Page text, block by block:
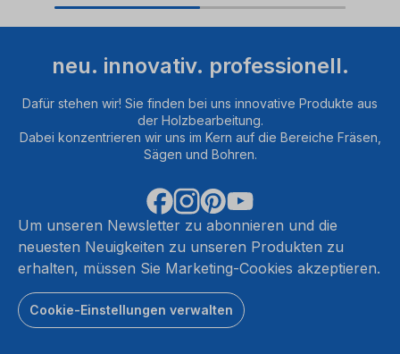
neu. innovativ. professionell.
Dafür stehen wir! Sie finden bei uns innovative Produkte aus
der Holzbearbeitung.
Dabei konzentrieren wir uns im Kern auf die Bereiche Fräsen,
Sägen und Bohren.
Um unseren Newsletter zu abonnieren und die
neuesten Neuigkeiten zu unseren Produkten zu
erhalten, müssen Sie Marketing-Cookies akzeptieren.
Cookie-Einstellungen verwalten